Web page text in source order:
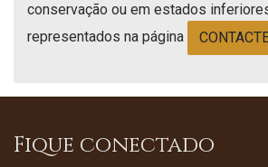
conservação ou em estados
representados na página
Fique conectado